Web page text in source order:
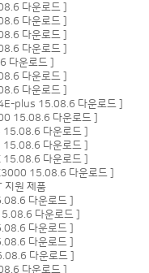
다운로드]
다운로드]
다운로드]
다운로드]
다운로드]
다운로드]
다운로드]
plus 15.08.6 다운로드]
15.08.6 다운로드]
다운로드]
다운로드]
다운로드]
15.08.6 다운로드]
원 제품
다운로드]
다운로드]
다운로드]
다운로드]
다운로드]
다운로드]